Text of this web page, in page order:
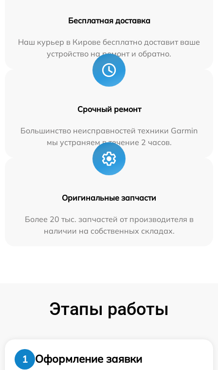
Бесплатная доставка
Наш курьер в Кирове бесплатно доставит ваше
устройство на ремонт и обратно.
Срочный ремонт
Большинство неисправностей техники Garmin
мы устраняем в течение 2 часов.
Оригинальные запчасти
Более 20 тыс. запчастей от производителя в
наличии на собственных складах.
Этапы работы
1 Оформление заявки